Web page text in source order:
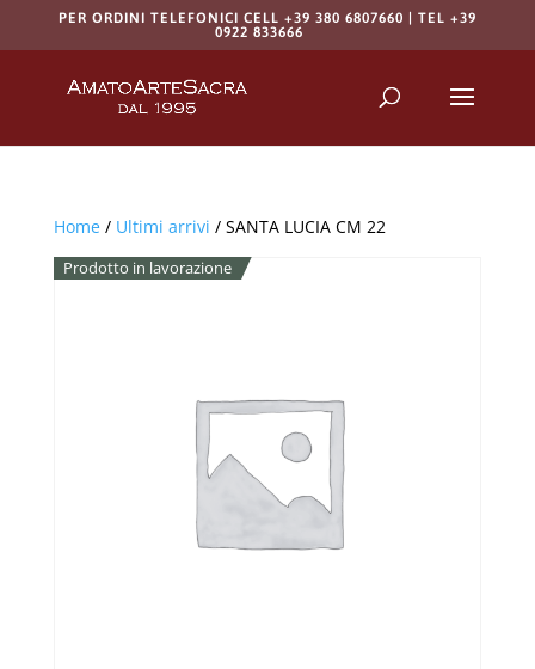
PER ORDINI TELEFONICI CELL +39 380 6807660 | TEL +39
0922 833666
Home/ Ultimi arrivi / SANTA LUCIA CM 22
Prodotto in lavorazione